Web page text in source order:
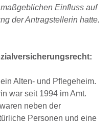
Einfluss auf
der Antragstellerin hatte.
Alten- und Pflegeheim.
war seit 1994 im Amt.
neben der
Personen und eine